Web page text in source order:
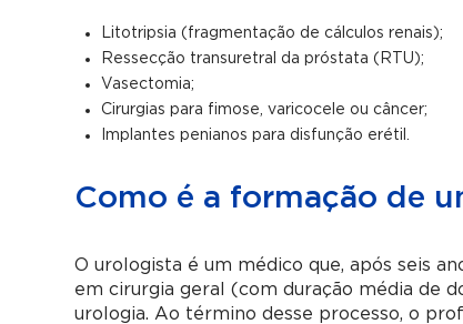
Litotripsia (fragmentação de cálculos renais);
Ressecção transuretral da próstata (RTU);
Vasectomia;
Cirurgias para fimose, varicocele ou câncer;
Implantes penianos para disfunção erétil.
Como é a formação de
O urologista é um médico que, após seis
em cirurgia geral (com duração média de
urologia. Ao término desse processo, o